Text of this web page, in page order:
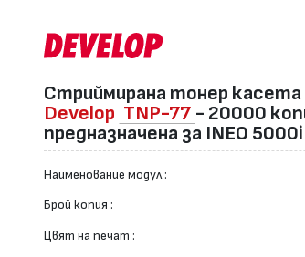
Стриймирана тонер касета
Develop TNP-77 - 20000
предназначена за INEO 5000i
Наименование модул :
Брой копия :
Цвят на печат :